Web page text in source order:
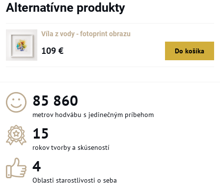
Alternatívne produkty
Víla z vody - fotoprint obrazu
109 € Do košíka
97 308
metrov hodvábu s jedinečným príbehom
15
rokov tvorby a skúseností
4
Oblasti starostlivosti o seba